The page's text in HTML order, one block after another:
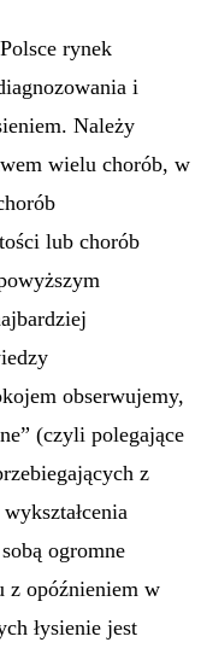
rynek
i
Należy
wielu chorób, w
lub chorób
obserwujemy,
(czyli polegające
z
ogromne
z opóźnieniem w
łysienie jest